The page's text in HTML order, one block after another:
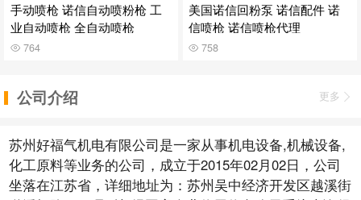
手动喷枪 诺信自动喷粉枪 工
业自动喷枪 全自动喷枪
764
美国诺信回粉泵 诺信配件 诺
信喷枪 诺信喷枪代理
758
公司介绍 更多
苏州好福气机电有限公司是一家从事机电设备,机械设备,
化工原料等业务的公司，成立于2015年02月02日，公司
坐落在江苏省，详细地址为：苏州吴中经济开发区越溪街